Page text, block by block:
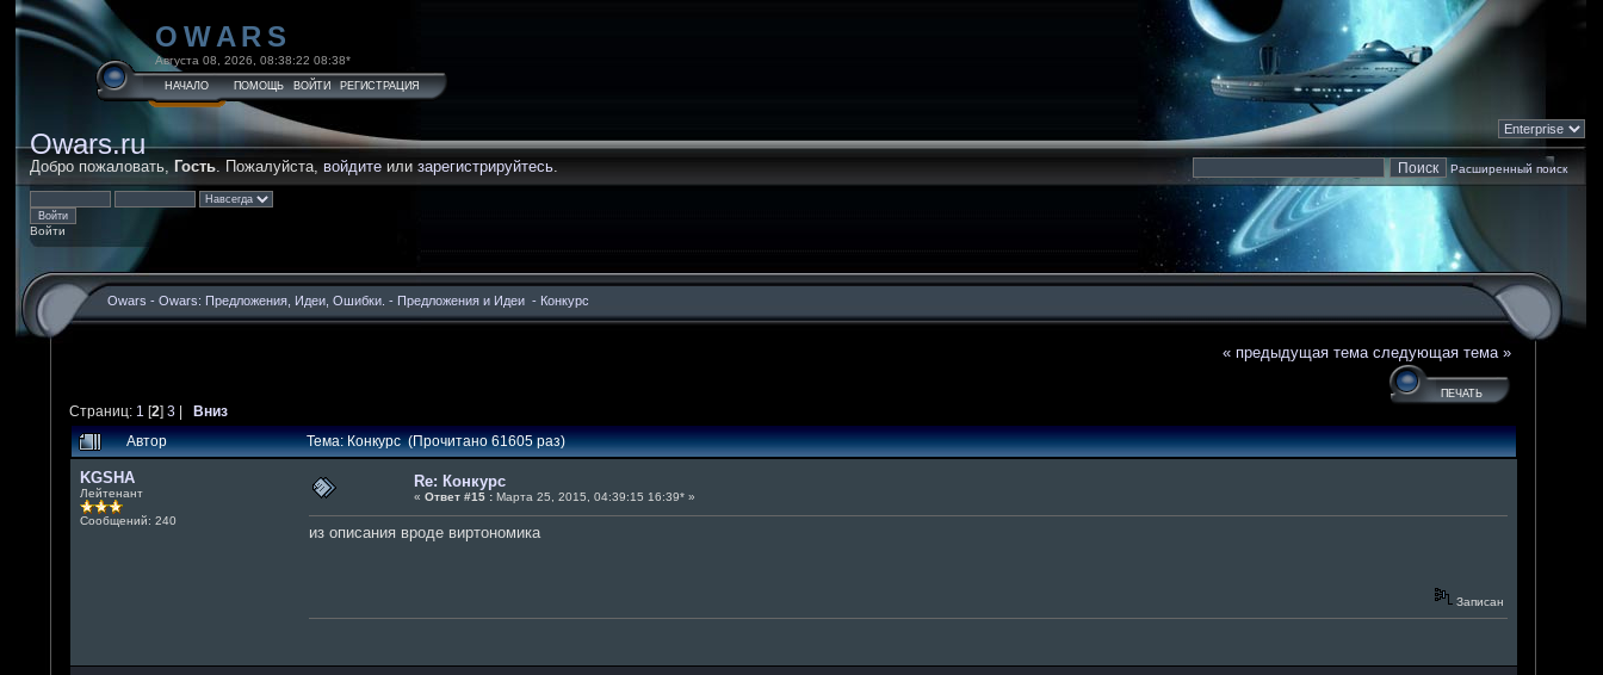
Добро пожаловать, Гость. Пожалуйста, войдите или зарегистрируйтесь.
Войти
Расширенный поиск
Owars.ru
OWARS
Августа 08, 2026, 08:38:22 08:38*
НАЧАЛО ПОМОЩЬ ВОЙТИ РЕГИСТРАЦИЯ
Owars - Owars: Предложения, Идеи, Ошибки. - Предложения и Идеи - Конкурс
Страниц: 1 [2]3 |Вниз
« предыдущая тема следующая тема »
ПЕЧАТЬ
Автор Тема: Конкурс (Прочитано 61605 раз)
KGSHA
Лейтенант
Сообщений: 240
Re: Конкурс
«Ответ #15 : Марта 25, 2015, 04:39:15 16:39* »
из описания вроде виртономика
Записан